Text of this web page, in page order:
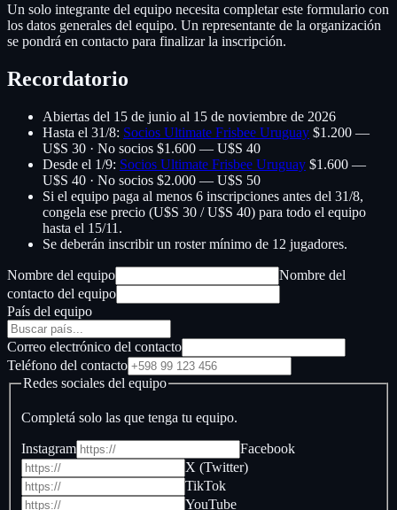
Un solo integrante del equipo necesita completar este formulario con
los datos generales del equipo. Un representante de la organización
se pondrá en contacto para finalizar la inscripción.
Recordatorio
Abiertas del 15 de junio al 15 de noviembre de 2026
Hasta el 31/8: Socios Ultimate Frisbee Uruguay $1.200 —
U$S 30 · No socios $1.600 — U$S 40
Desde el 1/9: Socios Ultimate Frisbee Uruguay $1.600 —
U$S 40 · No socios $2.000 — U$S 50
Si el equipo paga al menos 6 inscripciones antes del 31/8,
congela ese precio (U$S 30 / U$S 40) para todo el equipo
hasta el 15/11.
Se deberán inscribir un roster mínimo de 12 jugadores.
Nombre del equipo
Nombre del
contacto del equipo
País del equipo
Correo electrónico del contacto
Teléfono del contacto
Redes sociales del equipo
Completá solo las que tenga tu equipo.
Instagram
Facebook
X (Twitter)
TikTok
YouTube